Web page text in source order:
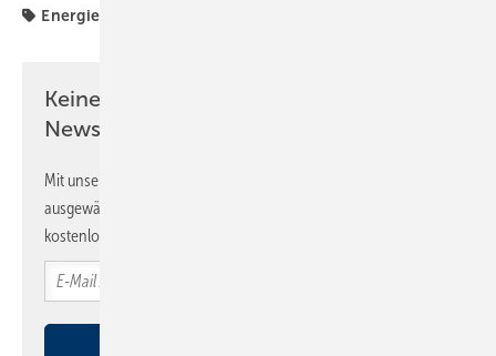
Energiewende
Keine Zeit? Kein Problem mit dem SBZ
Newsletter!
Mit unserem Newsletter erhalten Sie regelmäßig von uns
ausgewählte Informationen und Neuigkeiten, gebündelt und
kostenlos direkt ins Postfach.